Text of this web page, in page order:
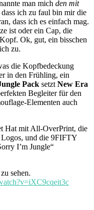
man mich den mit
ich zu faul bin mir die
dass ich es einfach mag.
ist oder ein Cap, die
Ok, gut, ein bisschen
zu.
die Kopfbedeckung
in den Frühling, ein
Pack setzt New Era
Begleiter für den
Elementen auch
Hat mit All-OverPrint, die
und die 9FIFTY
I’m Jungle“
sehen.